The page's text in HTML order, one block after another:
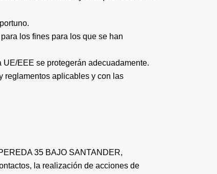
los fines para los que se han
EEE se protegerán adecuadamente.
reglamentos aplicables y con las
35 BAJO SANTANDER,
la realización de acciones de